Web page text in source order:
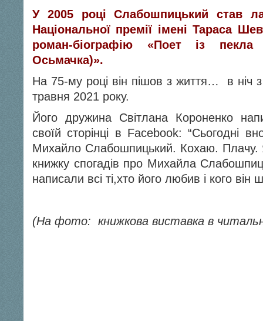
У 2005 році Слабошпицький став
Національної премії імені Тараса
роман-біографію «Поет із пекла
Осьмачка)».
На 75-му році він пішов з життя… в ніч
травня 2021 року.
Його дружина Світлана Короненко
своїй сторінці в Facebook: “Сьогодні
Михайло Слабошпицький. Кохаю. Плачу.
книжку спогадів про Михайла
написали всі ті,хто його любив і кого він
(На фото: книжкова виставка в